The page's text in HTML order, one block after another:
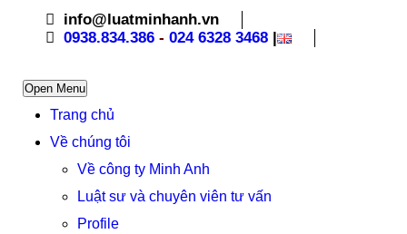
info@luatminhanh.vn
0938.834.386 - 024 6328 3468 |
Open Menu
Trang chủ
Về chúng tôi
Về công ty Minh Anh
Luật sư và chuyên viên tư vấn
Profile